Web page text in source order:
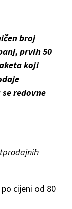
broj
prvih 50
koji
redovne
cijeni od 80